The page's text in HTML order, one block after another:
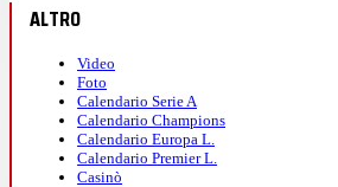
ALTRO
Video
Foto
Calendario Serie A
Calendario Champions
Calendario Europa L.
Calendario Premier L.
Casinò